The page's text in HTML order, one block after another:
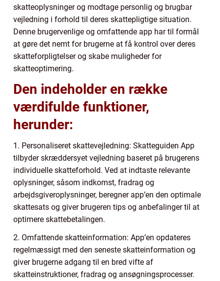
skatteoplysninger og modtage personlig og brugbar
vejledning i forhold til deres skattepligtige situation.
Denne brugervenlige og omfattende app har til formål
at gøre det nemt for brugerne at få kontrol over deres
skatteforpligtelser og skabe muligheder for
skatteoptimering.
Den indeholder en række
værdifulde funktioner,
herunder:
1. Personaliseret skattevejledning: Skatteguiden App
tilbyder skræddersyet vejledning baseret på brugerens
individuelle skatteforhold. Ved at indtaste relevante
oplysninger, såsom indkomst, fradrag og
arbejdsgiveroplysninger, beregner app’en den optimale
skattesats og giver brugeren tips og anbefalinger til at
optimere skattebetalingen.
2. Omfattende skatteinformation: App’en opdateres
regelmæssigt med den seneste skatteinformation og
giver brugerne adgang til en bred vifte af
skatteinstruktioner, fradrag og ansøgningsprocesser.